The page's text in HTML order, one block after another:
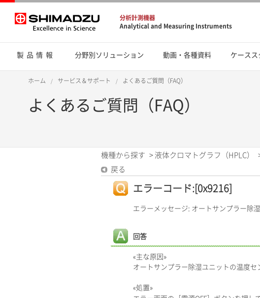
分析計測機器
Analytical and Measuring Instruments
製品情報 分野別ソリューション 動画・各種資料 ケースス
ホーム サービス＆サポート よくあるご質問（FAQ）
よくあるご質問（FAQ）
機種から探す > 液体クロマトグラフ（HPLC）
戻る
エラーコード:[0x9216]
エラーメッセージ: オートサンプラー除
回答
«主な原因»
オートサンプラー除湿ユニットの温度セ
«処置»